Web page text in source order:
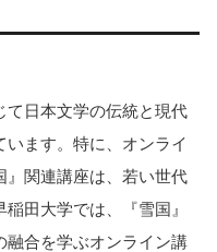
て日本文学の伝統と現代
ます。特に、オンライ
』関連講座は、若い世代
田大学では、『雪国』
融合を学ぶオンライン講